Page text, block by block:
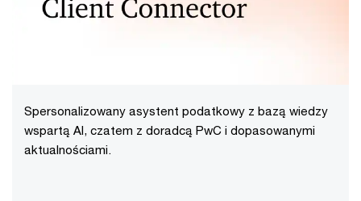
Spersonalizowany asystent podatkowy z bazą wiedzy
wspartą AI, czatem z doradcą PwC i dopasowanymi
aktualnościami.